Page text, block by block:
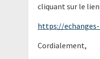
cliquant sur le
https://
Cordialement,